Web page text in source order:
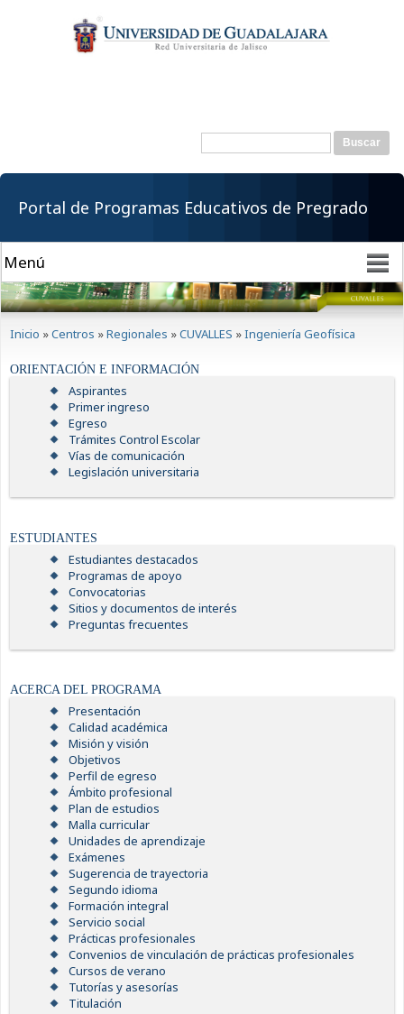
contenido
principal
Formulario de
Buscar
Portal de Programas Educativos de Pregrado
Inicio »Centros »Regionales »CUVALLES »Ingeniería Geofísica
ORIENTACIÓN E INFORMACIÓN
Aspirantes
Primer ingreso
Egreso
Trámites Control Escolar
Vías de comunicación
Legislación universitaria
ESTUDIANTES
Estudiantes destacados
Programas de apoyo
Convocatorias
Sitios y documentos de interés
Preguntas frecuentes
ACERCA DEL PROGRAMA
Presentación
Calidad académica
Misión y visión
Objetivos
Perfil de egreso
Ámbito profesional
Plan de estudios
Malla curricular
Unidades de aprendizaje
Exámenes
Sugerencia de trayectoria
Segundo idioma
Formación integral
Servicio social
Prácticas profesionales
Convenios de vinculación de prácticas profesionales
Cursos de verano
Tutorías y asesorías
Titulación